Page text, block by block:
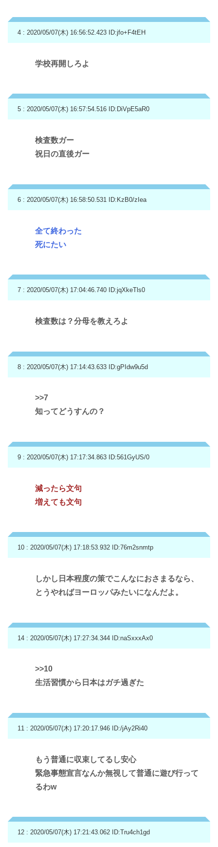
4 : 2020/05/07(木) 16:56:52.423 ID:jfo+F4tEH
学校再開しろよ
5 : 2020/05/07(木) 16:57:54.516 ID:DiVpE5aR0
検査数ガー
祝日の直後ガー
6 : 2020/05/07(木) 16:58:50.531 ID:KzB0/zIea
全て終わった
死にたい
7 : 2020/05/07(木) 17:04:46.740 ID:jqXkeTls0
検査数は？分母を教えろよ
8 : 2020/05/07(木) 17:14:43.633 ID:gPIdw9u5d
>>7
知ってどうすんの？
9 : 2020/05/07(木) 17:17:34.863 ID:561GyUS/0
減ったら文句
増えても文句
10 : 2020/05/07(木) 17:18:53.932 ID:76m2snmtp
しかし日本程度の策でこんなにおさまるなら、
とうやればヨーロッパみたいになんだよ。
14 : 2020/05/07(木) 17:27:34.344 ID:naSxxxAx0
>>10
生活習慣から日本はガチ過ぎた
11 : 2020/05/07(木) 17:20:17.946 ID:/jAy2Ri40
もう普通に収束してるし安心
緊急事態宣言なんか無視して普通に遊び行って
るわw
12 : 2020/05/07(木) 17:21:43.062 ID:Tru4ch1gd